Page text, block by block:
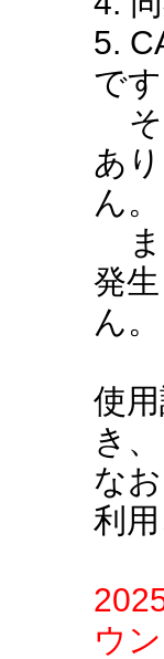
5.
です
そ
あ
ん。
ま
発
ん。
使
き
な
利
ウ